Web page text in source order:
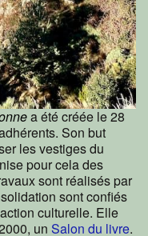
a été créée le 28
Son but
les vestiges du
pour cela des
sont réalisés par
sont confiés
culturelle. Elle
un Salon du livre.